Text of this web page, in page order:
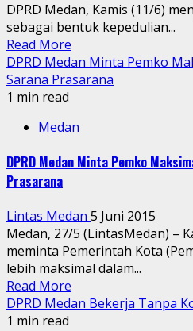
DPRD Medan, Kamis (11/6)
sebagai bentuk kepedulian...
Read More
DPRD Medan Minta Pemko
Sarana Prasarana
1 min read
Medan
DPRD Medan Minta Pemko
Prasarana
Lintas Medan 5 Juni 2015
Medan, 27/5 (LintasMedan) –
meminta Pemerintah Kota
lebih maksimal dalam...
Read More
DPRD Medan Bekerja Tanpa
1 min read